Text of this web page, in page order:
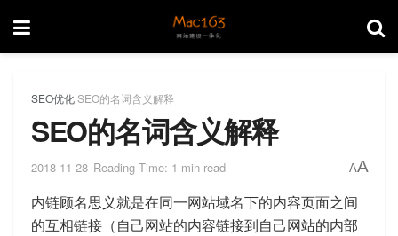
SEO优化SEO的名词含义解释
SEO的名词含义解释
2018-11-28 Reading Time: 1 min read AA
内链顾名思义就是在同一网站域名下的内容页面之间
的互相链接（自己网站的内容链接到自己网站的内部